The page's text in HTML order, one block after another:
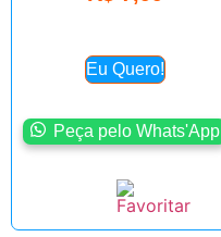
Eu Quero!
Peça pelo Whats'App